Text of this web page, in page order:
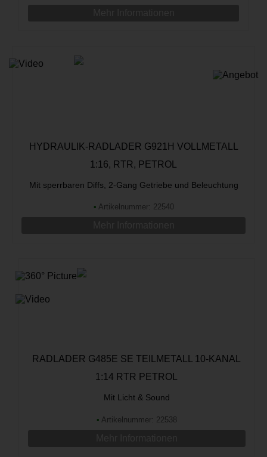
HYDRAULIK-RADLADER G921H VOLLMETALL
1:16, RTR, PETROL
Mit sperrbaren Diffs, 2-Gang Getriebe und Beleuchtung
• Artikelnummer: 22540
RADLADER G485E SE TEILMETALL 10-KANAL
1:14 RTR PETROL
Mit Licht & Sound
• Artikelnummer: 22538